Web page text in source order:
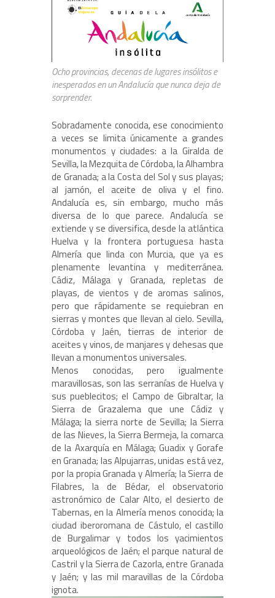
Ocho provincias, decenas de lugares insólitos e
inesperados en un Andalucía que nunca deja de
sorprender.
Sobradamente conocida, ese conocimiento
a veces se limita únicamente a grandes
monumentos y ciudades: a la Giralda de
Sevilla, la Mezquita de Córdoba, la Alhambra
de Granada; a la Costa del Sol y sus playas;
al jamón, el aceite de oliva y el fino.
Andalucía es, sin embargo, mucho más
diversa de lo que parece. Andalucía se
extiende y se diversifica, desde la atlántica
Huelva y la frontera portuguesa hasta
Almería que linda con Murcia, que ya es
plenamente levantina y mediterránea.
Cádiz, Málaga y Granada, repletas de
playas, de vientos y de aromas salinos,
pero que rápidamente se requiebran en
sierras y montes que llevan al cielo. Sevilla,
Córdoba y Jaén, tierras de interior de
aceites y vinos, de manjares y dehesas que
llevan a monumentos universales.
Menos conocidas, pero igualmente
maravillosas, son las serranías de Huelva y
sus pueblecitos; el Campo de Gibraltar, la
Sierra de Grazalema que une Cádiz y
Málaga; la sierra norte de Sevilla; la Sierra
de las Nieves, la Sierra Bermeja, la comarca
de la Axarquía en Málaga; Guadix y Gorafe
en Granada; las Alpujarras, unidas está vez,
por la propia Granada y Almería; la Sierra de
Filabres, la de Bédar, el observatorio
astronómico de Calar Alto, el desierto de
Tabernas, en la Almería menos conocida; la
ciudad iberoromana de Cástulo, el castillo
de Burgalimar y todos los yacimientos
arqueológicos de Jaén; el parque natural de
Castril y la Sierra de Cazorla, entre Granada
y Jaén; y las mil maravillas de la Córdoba
ignota.